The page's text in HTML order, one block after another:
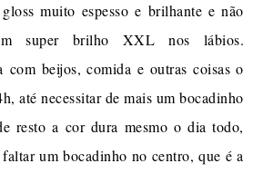
muito espesso e brilhante e não
super brilho XXL nos lábios.
com beijos, comida e outras coisas o
até necessitar de mais um bocadinho
resto a cor dura mesmo o dia todo,
um bocadinho no centro, que é a